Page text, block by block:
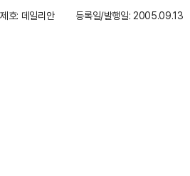
제호: 데일리안
등록일/발행일: 2005.09.13